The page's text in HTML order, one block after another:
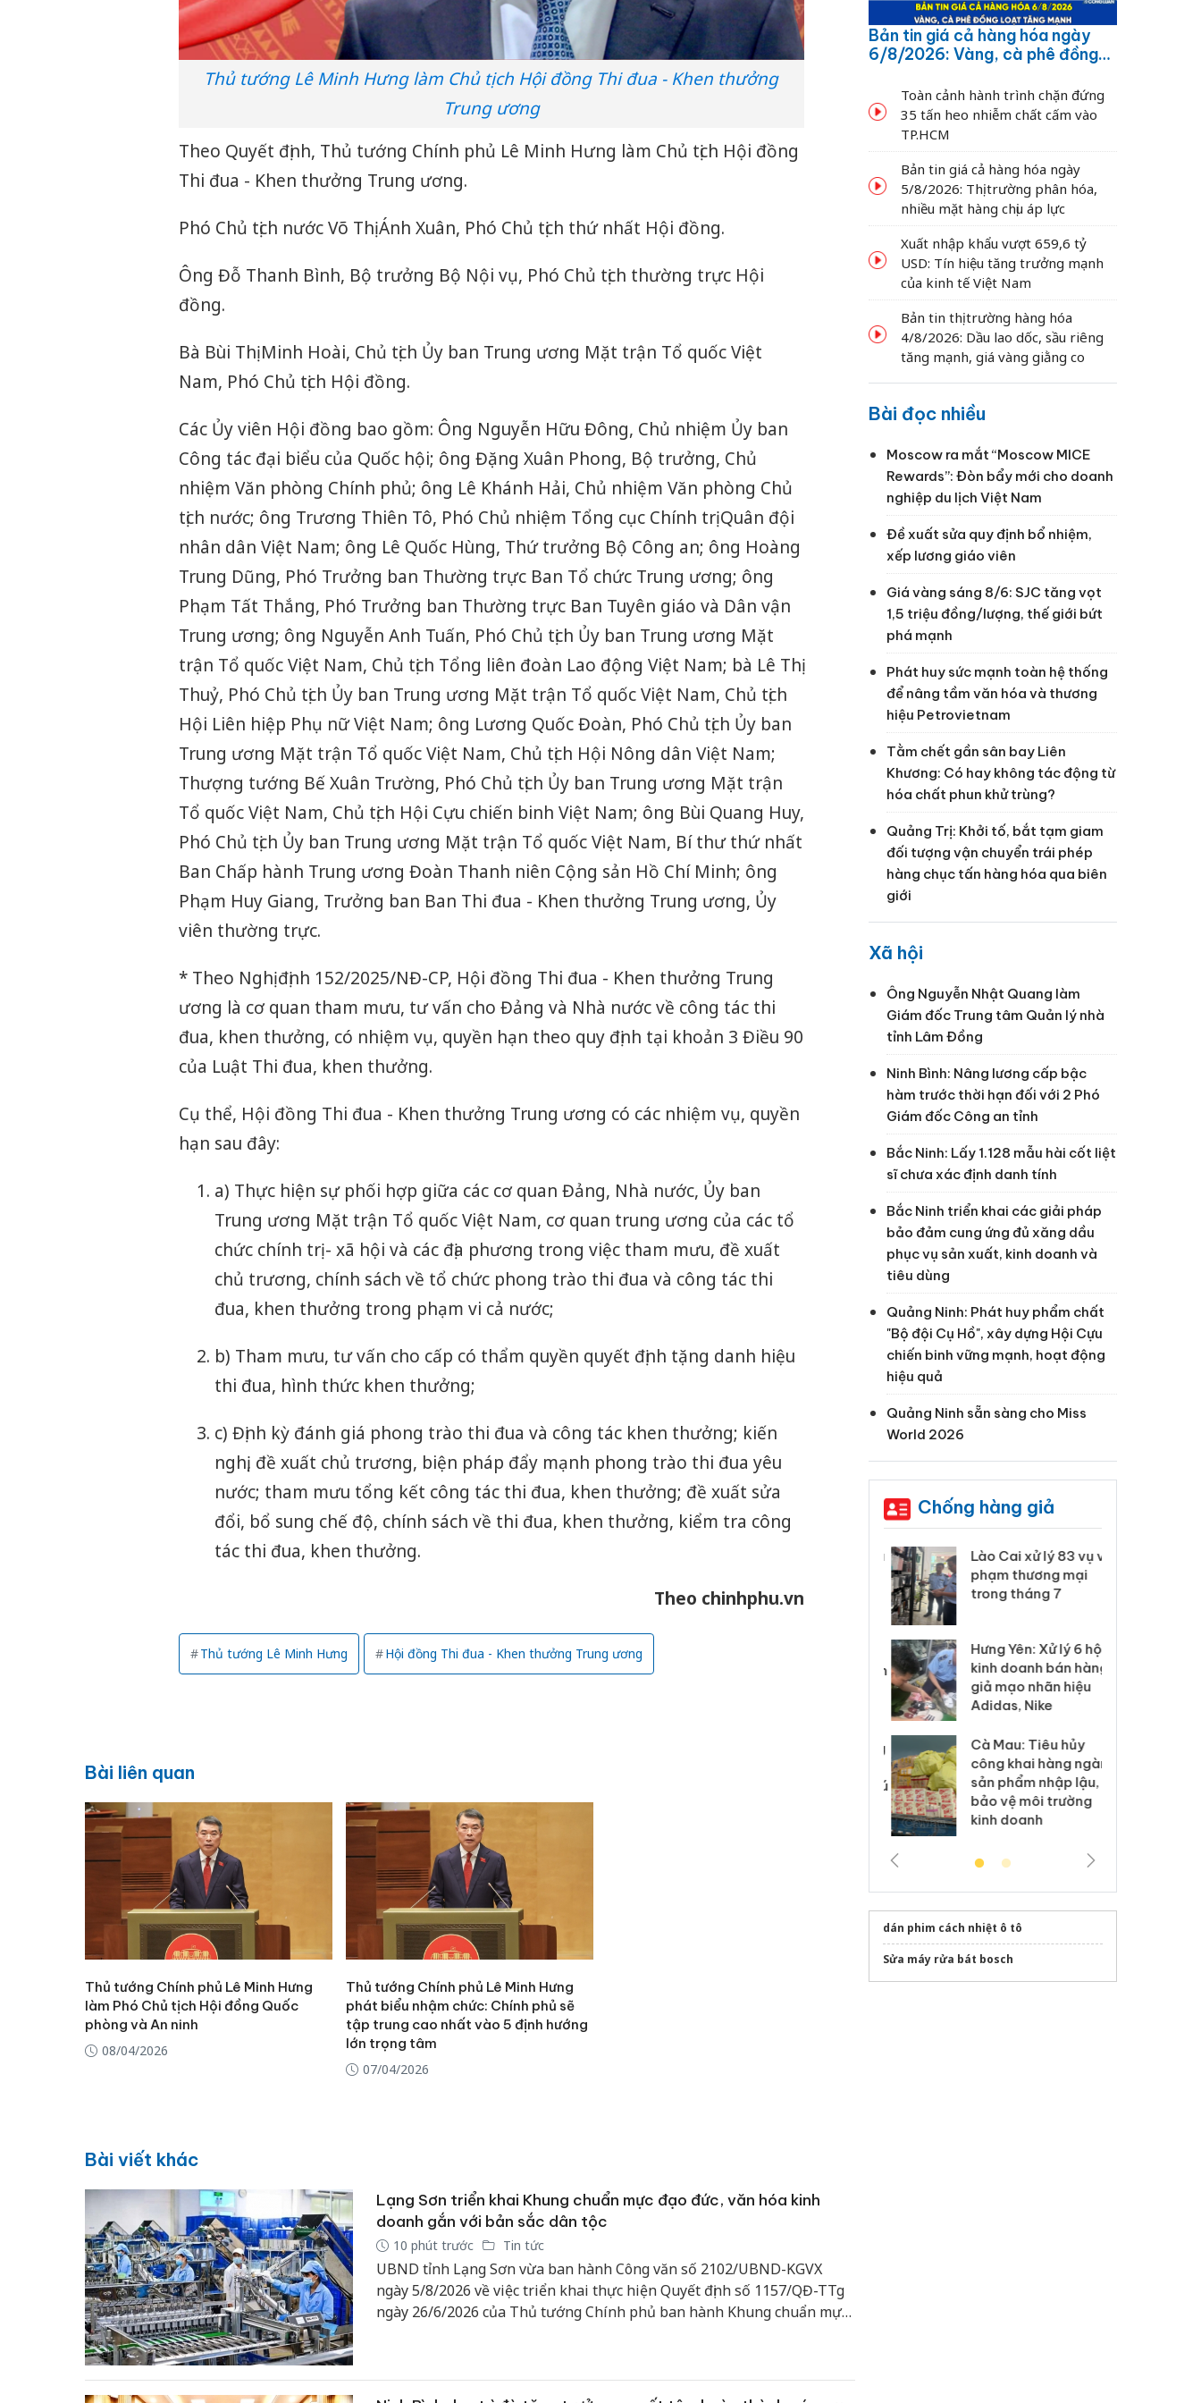
Thủ tướng Lê Minh Hưng làm Chủ tịch Hội đồng Thi đua - Khen thưởng
Trung ương
Theo Quyết định, Thủ tướng Chính phủ Lê Minh Hưng làm Chủ tịch Hội đồng
Thi đua - Khen thưởng Trung ương.
Phó Chủ tịch nước Võ Thị Ánh Xuân, Phó Chủ tịch thứ nhất Hội đồng.
Ông Đỗ Thanh Bình, Bộ trưởng Bộ Nội vụ, Phó Chủ tịch thường trực Hội
đồng.
Bà Bùi Thị Minh Hoài, Chủ tịch Ủy ban Trung ương Mặt trận Tổ quốc Việt
Nam, Phó Chủ tịch Hội đồng.
Các Ủy viên Hội đồng bao gồm: Ông Nguyễn Hữu Đông, Chủ nhiệm Ủy ban
Công tác đại biểu của Quốc hội; ông Đặng Xuân Phong, Bộ trưởng, Chủ
nhiệm Văn phòng Chính phủ; ông Lê Khánh Hải, Chủ nhiệm Văn phòng Chủ
tịch nước; ông Trương Thiên Tô, Phó Chủ nhiệm Tổng cục Chính trị Quân đội
nhân dân Việt Nam; ông Lê Quốc Hùng, Thứ trưởng Bộ Công an; ông Hoàng
Trung Dũng, Phó Trưởng ban Thường trực Ban Tổ chức Trung ương; ông
Phạm Tất Thắng, Phó Trưởng ban Thường trực Ban Tuyên giáo và Dân vận
Trung ương; ông Nguyễn Anh Tuấn, Phó Chủ tịch Ủy ban Trung ương Mặt
trận Tổ quốc Việt Nam, Chủ tịch Tổng liên đoàn Lao động Việt Nam; bà Lê Thị
Thuỷ, Phó Chủ tịch Ủy ban Trung ương Mặt trận Tổ quốc Việt Nam, Chủ tịch
Hội Liên hiệp Phụ nữ Việt Nam; ông Lương Quốc Đoàn, Phó Chủ tịch Ủy ban
Trung ương Mặt trận Tổ quốc Việt Nam, Chủ tịch Hội Nông dân Việt Nam;
Thượng tướng Bế Xuân Trường, Phó Chủ tịch Ủy ban Trung ương Mặt trận
Tổ quốc Việt Nam, Chủ tịch Hội Cựu chiến binh Việt Nam; ông Bùi Quang Huy,
Phó Chủ tịch Ủy ban Trung ương Mặt trận Tổ quốc Việt Nam, Bí thư thứ nhất
Ban Chấp hành Trung ương Đoàn Thanh niên Cộng sản Hồ Chí Minh; ông
Phạm Huy Giang, Trưởng ban Ban Thi đua - Khen thưởng Trung ương, Ủy
viên thường trực.
* Theo Nghị định 152/2025/NĐ-CP, Hội đồng Thi đua - Khen thưởng Trung
ương là cơ quan tham mưu, tư vấn cho Đảng và Nhà nước về công tác thi
đua, khen thưởng, có nhiệm vụ, quyền hạn theo quy định tại khoản 3 Điều 90
của Luật Thi đua, khen thưởng.
Cụ thể, Hội đồng Thi đua - Khen thưởng Trung ương có các nhiệm vụ, quyền
hạn sau đây:
a) Thực hiện sự phối hợp giữa các cơ quan Đảng, Nhà nước, Ủy ban
Trung ương Mặt trận Tổ quốc Việt Nam, cơ quan trung ương của các tổ
chức chính trị - xã hội và các địa phương trong việc tham mưu, đề xuất
chủ trương, chính sách về tổ chức phong trào thi đua và công tác thi
đua, khen thưởng trong phạm vi cả nước;
b) Tham mưu, tư vấn cho cấp có thẩm quyền quyết định tặng danh hiệu
thi đua, hình thức khen thưởng;
c) Định kỳ đánh giá phong trào thi đua và công tác khen thưởng; kiến
nghị, đề xuất chủ trương, biện pháp đẩy mạnh phong trào thi đua yêu
nước; tham mưu tổng kết công tác thi đua, khen thưởng; đề xuất sửa
đổi, bổ sung chế độ, chính sách về thi đua, khen thưởng, kiểm tra công
tác thi đua, khen thưởng.
Theo chinhphu.vn
Thủ tướng Lê Minh Hưng Hội đồng Thi đua - Khen thưởng Trung ương
Bài liên quan
Thủ tướng Chính phủ Lê Minh Hưng
làm Phó Chủ tịch Hội đồng Quốc
phòng và An ninh
08/04/2026
Thủ tướng Chính phủ Lê Minh Hưng
phát biểu nhậm chức: Chính phủ sẽ
tập trung cao nhất vào 5 định hướng
lớn trọng tâm
07/04/2026
Bài viết khác
Lạng Sơn triển khai Khung chuẩn mực đạo đức, văn hóa kinh
doanh gắn với bản sắc dân tộc
10 phút trước Tin tức
UBND tỉnh Lạng Sơn vừa ban hành Công văn số 2102/UBND-KGVX
ngày 5/8/2026 về việc triển khai thực hiện Quyết định số 1157/QĐ-TTg
ngày 26/6/2026 của Thủ tướng Chính phủ ban hành Khung chuẩn mực
Bản tin giá cả hàng hóa ngày
6/8/2026: Vàng, cà phê đồng
Toàn cảnh hành trình chặn đứng
35 tấn heo nhiễm chất cấm vào
TP.HCM
Bản tin giá cả hàng hóa ngày
5/8/2026: Thị trường phân hóa,
nhiều mặt hàng chịu áp lực
Xuất nhập khẩu vượt 659,6 tỷ
USD: Tín hiệu tăng trưởng mạnh
của kinh tế Việt Nam
Bản tin thị trường hàng hóa
4/8/2026: Dầu lao dốc, sầu riêng
tăng mạnh, giá vàng giằng co
Bài đọc nhiều
Moscow ra mắt “Moscow MICE
Rewards”: Đòn bẩy mới cho doanh
nghiệp du lịch Việt Nam
Đề xuất sửa quy định bổ nhiệm,
xếp lương giáo viên
Giá vàng sáng 8/6: SJC tăng vọt
1,5 triệu đồng/lượng, thế giới bứt
phá mạnh
Phát huy sức mạnh toàn hệ thống
để nâng tầm văn hóa và thương
hiệu Petrovietnam
Tằm chết gần sân bay Liên
Khương: Có hay không tác động từ
hóa chất phun khử trùng?
Quảng Trị: Khởi tố, bắt tạm giam
đối tượng vận chuyển trái phép
hàng chục tấn hàng hóa qua biên
giới
Xã hội
Ông Nguyễn Nhật Quang làm
Giám đốc Trung tâm Quản lý nhà
tỉnh Lâm Đồng
Ninh Bình: Nâng lương cấp bậc
hàm trước thời hạn đối với 2 Phó
Giám đốc Công an tỉnh
Bắc Ninh: Lấy 1.128 mẫu hài cốt liệt
sĩ chưa xác định danh tính
Bắc Ninh triển khai các giải pháp
bảo đảm cung ứng đủ xăng dầu
phục vụ sản xuất, kinh doanh và
tiêu dùng
Quảng Ninh: Phát huy phẩm chất
"Bộ đội Cụ Hồ", xây dựng Hội Cựu
chiến binh vững mạnh, hoạt động
hiệu quả
Quảng Ninh sẵn sàng cho Miss
World 2026
Chống hàng giả
án sản xuất, buôn
bán yến sào giả
Lào Cai xử lý 83 vụ vi
phạm thương mại
trong tháng 7
Hưng Yên: Xử lý 6 hộ
kinh doanh bán hàng
giả mạo nhãn hiệu
Adidas, Nike
Cà Mau: Tiêu hủy
công khai hàng ngàn
sản phẩm nhập lậu,
bảo vệ môi trường
kinh doanh
dán phim cách nhiệt ô tô
Sửa máy rửa bát bosch